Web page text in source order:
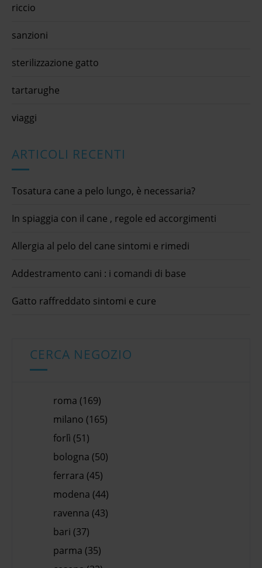
riccio
sanzioni
sterilizzazione gatto
tartarughe
viaggi
ARTICOLI RECENTI
Tosatura cane a pelo lungo, è necessaria?
In spiaggia con il cane , regole ed accorgimenti
Allergia al pelo del cane sintomi e rimedi
Addestramento cani : i comandi di base
Gatto raffreddato sintomi e cure
CERCA NEGOZIO
roma (169)
milano (165)
forlì (51)
bologna (50)
ferrara (45)
modena (44)
ravenna (43)
bari (37)
parma (35)